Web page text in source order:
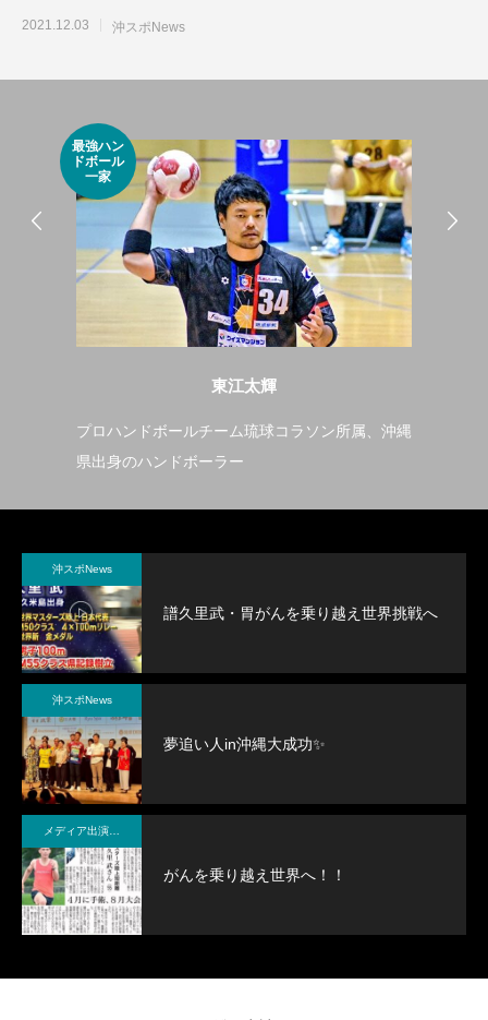
12月1
2021.12.03 沖スポNews
最強ハン
ドボール
一家
東江太輝
プロハンドボールチーム琉球コラソン所属、沖縄
県出身のハンドボーラー
沖スポNews
譜久里武・胃がんを乗り越え世界挑戦へ
沖スポNews
夢追い人in沖縄大成功✨
メディア出演・紹介
がんを乗り越え世界へ！！